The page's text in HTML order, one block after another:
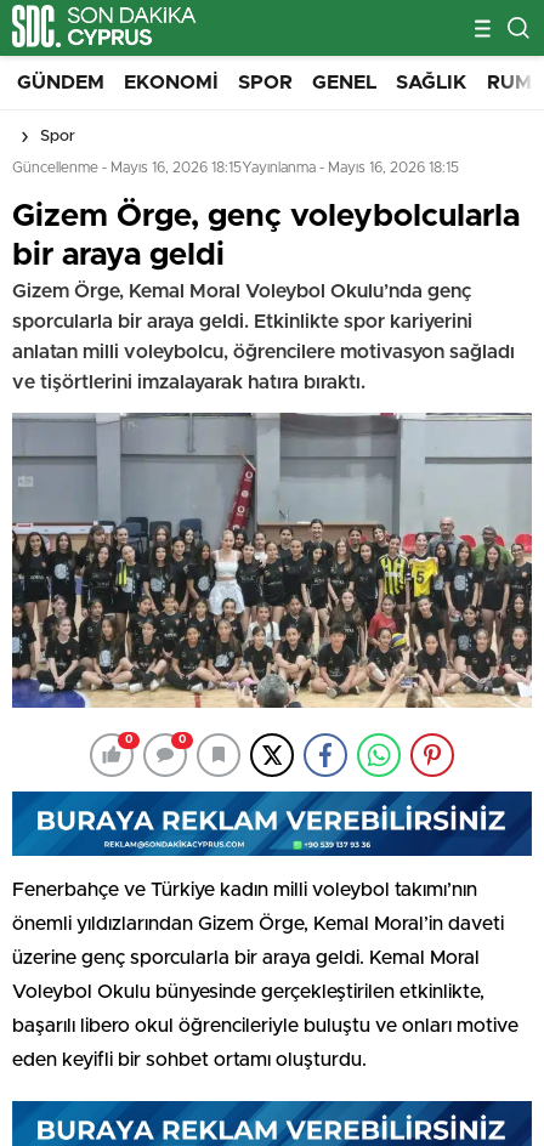
GÜNDEM EKONOMI SPOR GENEL SAĞLIK RUM
Spor
Güncellenme - Mayıs 16, 2026 18:15Yayınlanma - Mayıs 16, 2026 18:15
Gizem Örge, genç voleybolcularla
bir araya geldi
Gizem Örge, Kemal Moral Voleybol Okulu’nda genç
sporcularla bir araya geldi. Etkinlikte spor kariyerini
anlatan milli voleybolcu, öğrencilere motivasyon sağladı
ve tişörtlerini imzalayarak hatıra bıraktı.
0 0
Fenerbahçe ve Türkiye kadın milli voleybol takımı’nın
önemli yıldızlarından Gizem Örge, Kemal Moral’in daveti
üzerine genç sporcularla bir araya geldi. Kemal Moral
Voleybol Okulu bünyesinde gerçekleştirilen etkinlikte,
başarılı libero okul öğrencileriyle buluştu ve onları motive
eden keyifli bir sohbet ortamı oluşturdu.